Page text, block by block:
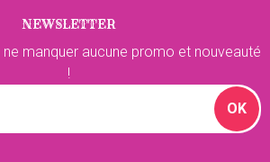
NEWSLETTER
manquer aucune promo et nouveauté
!
OK